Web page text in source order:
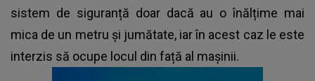
sistem de siguranță doar dacă au o înălțime mai
mica de un metru și jumătate, iar în acest caz le este
interzis să ocupe locul din față al mașinii.